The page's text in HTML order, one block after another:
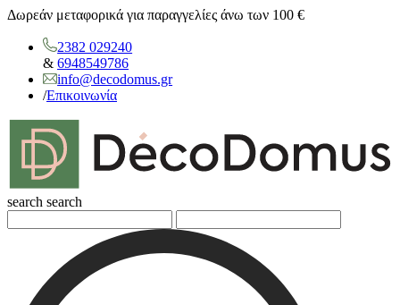
Δωρεάν μεταφορικά για παραγγελίες άνω των 100 €
2382 029240
& 6948549786
info@decodomus.gr
/Επικοινωνία
search search